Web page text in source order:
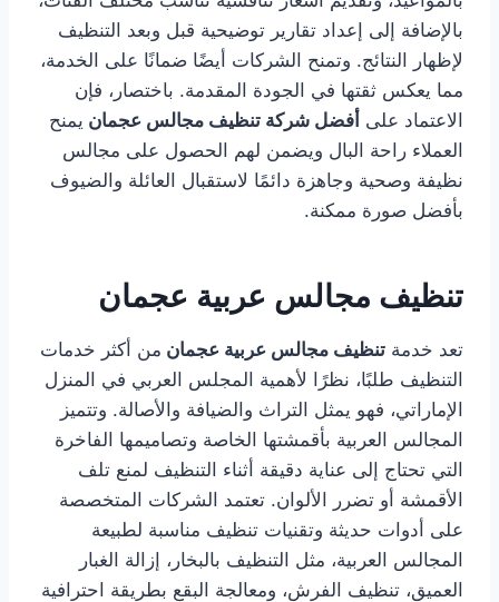
بالإضافة إلى إعداد تقارير توضيحية قبل وبعد التنظيف
لإظهار النتائج. وتمنح الشركات أيضًا ضمانًا على الخدمة،
مما يعكس ثقتها في الجودة المقدمة. باختصار، فإن
الاعتماد على أفضل شركة تنظيف مجالس عجمان يمنح
العملاء راحة البال ويضمن لهم الحصول على مجالس
نظيفة وصحية وجاهزة دائمًا لاستقبال العائلة والضيوف
بأفضل صورة ممكنة.
تنظيف مجالس عربية عجمان
تعد خدمة تنظيف مجالس عربية عجمان من أكثر خدمات
التنظيف طلبًا، نظرًا لأهمية المجلس العربي في المنزل
الإماراتي، فهو يمثل التراث والضيافة والأصالة. وتتميز
المجالس العربية بأقمشتها الخاصة وتصاميمها الفاخرة
التي تحتاج إلى عناية دقيقة أثناء التنظيف لمنع تلف
الأقمشة أو تضرر الألوان. تعتمد الشركات المتخصصة
على أدوات حديثة وتقنيات تنظيف مناسبة لطبيعة
المجالس العربية، مثل التنظيف بالبخار، إزالة الغبار
العميق، تنظيف الفرش، ومعالجة البقع بطريقة احترافية